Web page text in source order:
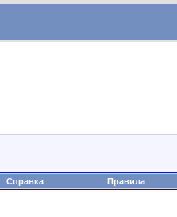
Справка Правила